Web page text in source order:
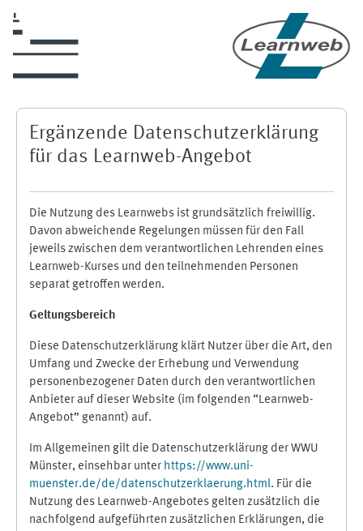
Ergänzende Datenschutzerklärung
für das Learnweb-Angebot
Die Nutzung des Learnwebs ist grundsätzlich freiwillig.
Davon abweichende Regelungen müssen für den Fall
jeweils zwischen dem verantwortlichen Lehrenden eines
Learnweb-Kurses und den teilnehmenden Personen
separat getroffen werden.
Geltungsbereich
Diese Datenschutzerklärung klärt Nutzer über die Art, den
Umfang und Zwecke der Erhebung und Verwendung
personenbezogener Daten durch den verantwortlichen
Anbieter auf dieser Website (im folgenden “Learnweb-
Angebot” genannt) auf.
Im Allgemeinen gilt die Datenschutzerklärung der WWU
Münster, einsehbar unter https://www.uni-
muenster.de/de/datenschutzerklaerung.html. Für die
Nutzung des Learnweb-Angebotes gelten zusätzlich die
nachfolgend aufgeführten zusätzlichen Erklärungen, die